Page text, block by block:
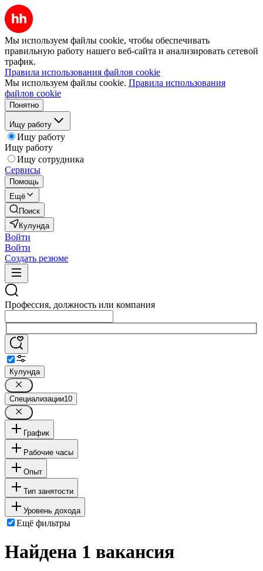
Мы используем файлы cookie, чтобы обеспечивать
правильную работу нашего веб-сайта и анализировать сетевой
трафик.
Правила использования файлов cookie
Мы используем файлы cookie. Правила использования
файлов cookie
Понятно
Ищу работу
Ищу работу
Ищу работу
Ищу сотрудника
Сервисы
Помощь
Ещё
Поиск
Кулунда
Войти
Войти
Создать резюме
Профессия, должность или компания
Кулунда
Специализации10
График
Рабочие часы
Опыт
Тип занятости
Уровень дохода
Ещё фильтры
Найдена 1 вакансия